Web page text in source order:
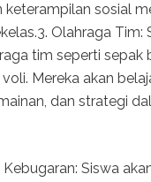
sosial
Olahraga Tim:
tim seperti sepak
Mereka akan
dan strategi
Siswa